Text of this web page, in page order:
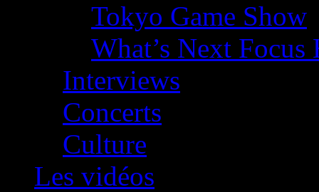
Tokyo Game Show
What’s Next
Interviews
Concerts
Culture
Les vidéos